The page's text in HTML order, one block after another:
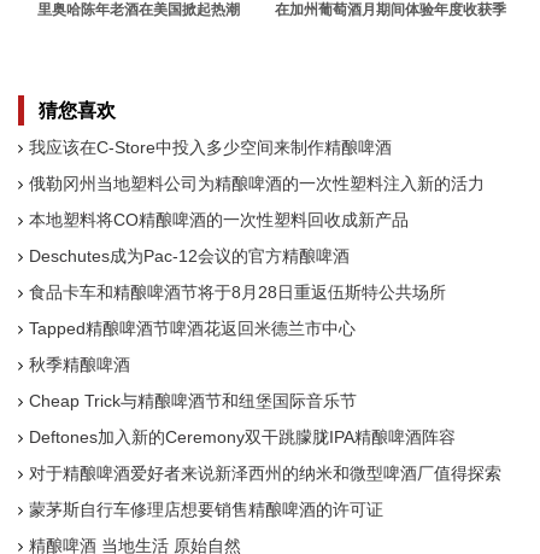
里奥哈陈年老酒在美国掀起热潮
在加州葡萄酒月期间体验年度收获季
猜您喜欢
我应该在C-Store中投入多少空间来制作精酿啤酒
俄勒冈州当地塑料公司为精酿啤酒的一次性塑料注入新的活力
本地塑料将CO精酿啤酒的一次性塑料回收成新产品
Deschutes成为Pac-12会议的官方精酿啤酒
食品卡车和精酿啤酒节将于8月28日重返伍斯特公共场所
Tapped精酿啤酒节啤酒花返回米德兰市中心
秋季精酿啤酒
Cheap Trick与精酿啤酒节和纽堡国际音乐节
Deftones加入新的Ceremony双干跳朦胧IPA精酿啤酒阵容
对于精酿啤酒爱好者来说新泽西州的纳米和微型啤酒厂值得探索
蒙茅斯自行车修理店想要销售精酿啤酒的许可证
精酿啤酒 当地生活 原始自然